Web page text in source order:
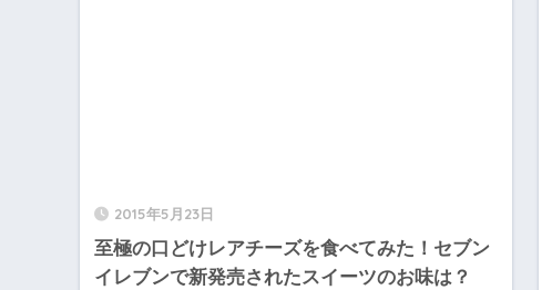
2015年5月23日
至極の口どけレアチーズを食べてみた！セブン
イレブンで新発売されたスイーツのお味は？